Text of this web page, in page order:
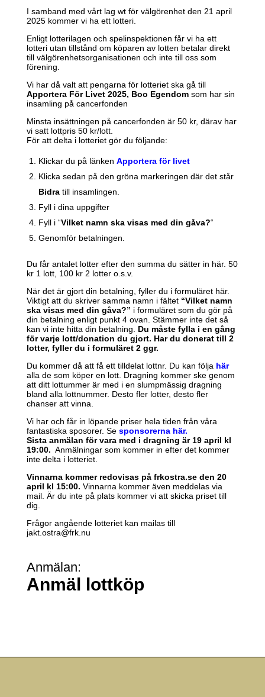
I samband med vårt lag wt för välgörenhet den 21 april
2025 kommer vi ha ett lotteri.
Enligt lotterilagen och spelinspektionen får vi ha ett
lotteri utan tillstånd om köparen av lotten betalar direkt
till välgörenhetsorganisationen och inte till oss som
förening.
Vi har då valt att pengarna för lotteriet ska gå till
Apportera För Livet 2025, Boo Egendomsom har sin
insamling på cancerfonden
Minsta insättningen på cancerfonden är 50 kr, därav har
vi satt lottpris 50 kr/lott.
För att delta i lotteriet gör du följande:
Klickar du på länken Apportera för livet
Klicka sedan på den gröna markeringen där det står
Bidratill insamlingen.
Fyll i dina uppgifter
Fyll i “Vilket namn ska visas med din gåva?“
Genomför betalningen.
Du får antalet lotter efter den summa du sätter in här. 50
kr 1 lott, 100 kr 2 lotter o.s.v.
När det är gjort din betalning, fyller du i formuläret här.
Viktigt att du skriver samma namn i fältet “Vilket namn
ska visas med din gåva?” i formuläret som du gör på
din betalning enligt punkt 4 ovan. Stämmer inte det så
kan vi inte hitta din betalning. Du måste fylla i en gång
för varje lott/donation du gjort. Har du donerat till 2
lotter, fyller du i formuläret 2 ggr.
Du kommer då att få ett tilldelat lottnr. Du kan följa här
alla de som köper en lott. Dragning kommer ske genom
att ditt lottummer är med i en slumpmässig dragning
bland alla lottnummer. Desto fler lotter, desto fler
chanser att vinna.
Vi har och får in löpande priser hela tiden från våra
fantastiska sposorer. Se sponsorerna här.
Sista anmälan för vara med i dragning är 19 april kl
19:00. Anmälningar som kommer in efter det kommer
inte delta i lotteriet.
Vinnarna kommer redovisas på frkostra.se den 20
april kl 15:00. Vinnarna kommer även meddelas via
mail. Är du inte på plats kommer vi att skicka priset till
dig.
Frågor angående lotteriet kan mailas till
jakt.ostra@frk.nu
Anmälan:
Anmäl lottköp